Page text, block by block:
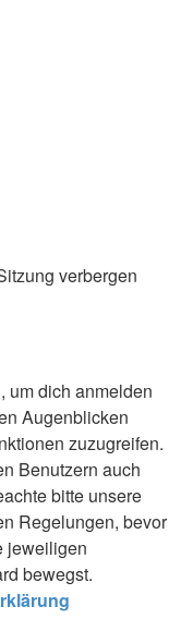
verbergen
um dich anmelden
Augenblicken
zuzugreifen.
Benutzern auch
bitte unsere
Regelungen, bevor
jeweiligen
bewegst.